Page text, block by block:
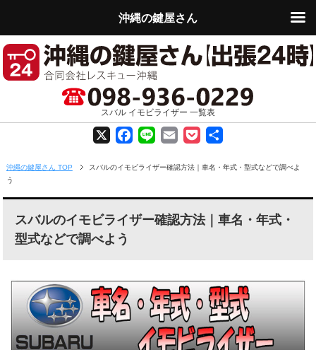
スバル イモビライザー 一覧表
X F
a
e
L
i
e
E
m
i
P
o
k
有
沖縄の鍵屋さん TOP
スバルのイモビライザー確認方法｜車名・年式・型式などで調べよ
う
スバルのイモビライザー確認方法｜車名・年式・
型式などで調べよう
沖縄の鍵屋さん